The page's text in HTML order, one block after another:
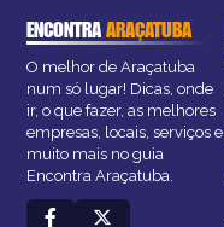
ENCONTRAARAÇATUBA
O melhor de Araçatuba
num só lugar! Dicas, onde
ir, o que fazer, as melhores
empresas, locais, serviços e
muito mais no guia
Encontra Araçatuba.